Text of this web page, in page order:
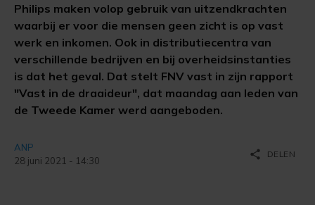
Philips maken volop gebruik van uitzendkrachten
waarbij er voor die mensen geen zicht is op vast
werk en inkomen. Ook in distributiecentra van
verschillende bedrijven en bij overheidsinstanties
is dat het geval. Dat stelt FNV vast in zijn rapport
"Vast in de draaideur", dat maandag aan leden van
de Tweede Kamer werd aangeboden.
ANP
28 juni 2021 - 14:30
share DELEN